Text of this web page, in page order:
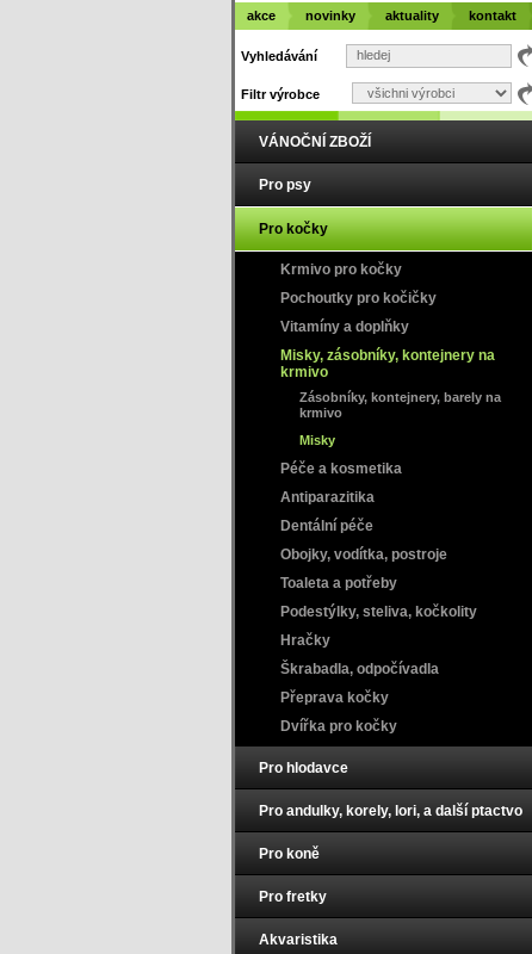
Vyhledávání
Filtr výrobce
VÁNOČNÍ ZBOŽÍ
Pro psy
Pro kočky
Krmivo pro kočky
Pochoutky pro kočičky
Vitamíny a doplňky
Misky, zásobníky, kontejnery na
krmivo
Zásobníky, kontejnery, barely na
krmivo
Misky
Péče a kosmetika
Antiparazitika
Dentální péče
Obojky, vodítka, postroje
Toaleta a potřeby
Podestýlky, steliva, kočkolity
Hračky
Škrabadla, odpočívadla
Přeprava kočky
Dvířka pro kočky
Pro hlodavce
Pro andulky, korely, lori, a další ptactvo
Pro koně
Pro fretky
Akvaristika
akce novinky aktuality kontakt